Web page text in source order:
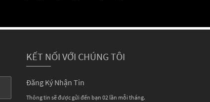
KẾT NỐI VỚI CHÚNG TÔI
Đăng Ký Nhận Tin
Thông tin sẽ được gửi đến bạn 02 lần mỗi tháng.